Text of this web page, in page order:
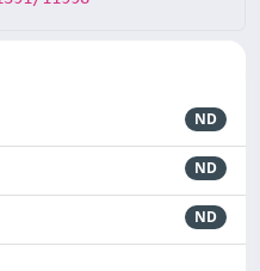
ND
ND
ND